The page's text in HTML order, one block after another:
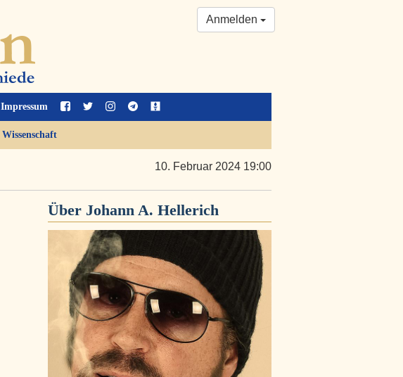
Impressum
Anmelden
Wissenschaft
10. Februar 2024 19:00
Über Johann A. Hellerich